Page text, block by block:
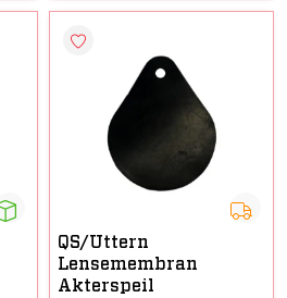
QS/Uttern
Lensemembran
Akterspeil